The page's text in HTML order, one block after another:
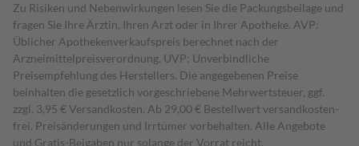
Zu Risiken und Nebenwirkungen lesen Sie die Packungsbeilage und
fragen Sie Ihre Ärztin, Ihren Arzt oder in Ihrer Apotheke. AVP:
Üblicher Apothekenverkaufspreis berechnet nach der
Arzneimittelpreisverordnung. UVP: Unverbindliche
Preisempfehlung des Herstellers. Die angegebenen Preise
beinhalten die gesetzlich vorgeschriebene Mehrwertsteuer, ggf.
zzgl. 3,95 € Versandkosten. Ab 29,00 € Bestell­wert versand­kosten­
frei. Preisänderungen und Irrtümer vorbehalten. Alle Angebote
und Gratis-Beigaben nur solange der Vorrat reicht.